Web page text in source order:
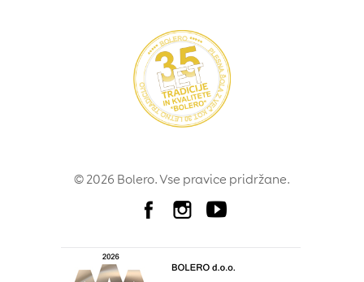
© 2026 Bolero. Vse pravice pridržane.